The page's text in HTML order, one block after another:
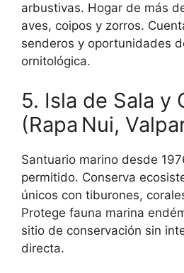
arbustivas. Hogar de más
aves, coipos y zorros.
senderos y oportunidades
ornitológica.
5. Isla de Sala y
(Rapa Nui,
Santuario marino desde
permitido. Conserva
únicos con tiburones,
Protege fauna marina
sitio de conservación sin
directa.